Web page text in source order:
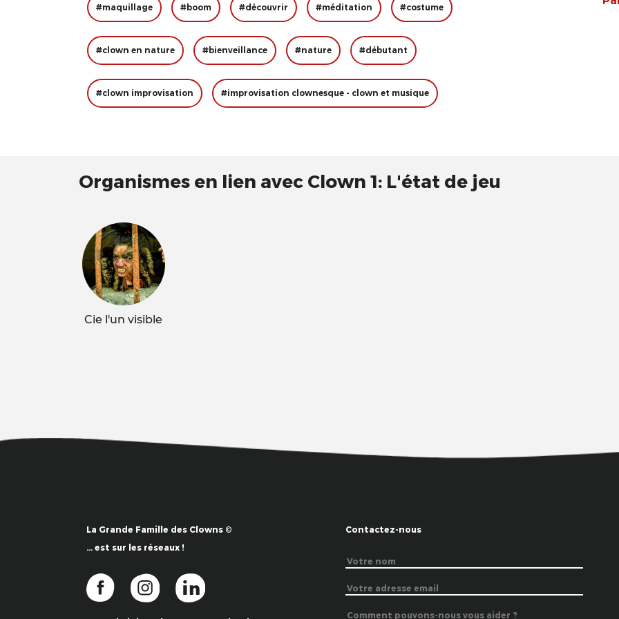
#maquillage #boom #découvrir #méditation #costume
#clown en nature #bienveillance #nature #débutant
#clown improvisation #improvisation clownesque - clown et musique
Organismes en lien avec Clown 1: L'état de jeu
Cie l'un visible
La Grande Famille des Clowns ©
… est sur les réseaux !
Contactez-nous